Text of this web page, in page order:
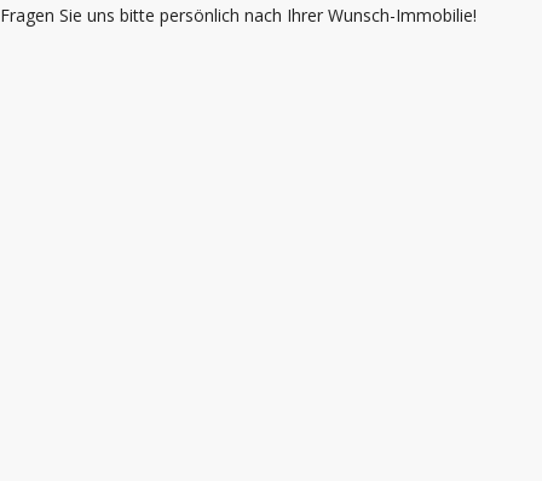
Fragen Sie uns bitte persönlich nach Ihrer Wunsch-Immobilie!